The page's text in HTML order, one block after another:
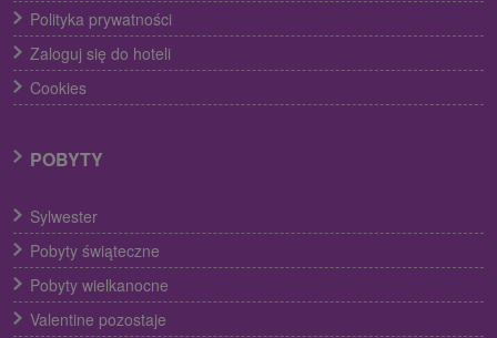
Polityka prywatności
Zaloguj się do hoteli
Cookies
POBYTY
Sylwester
Pobyty świąteczne
Pobyty wielkanocne
Valentine pozostaje